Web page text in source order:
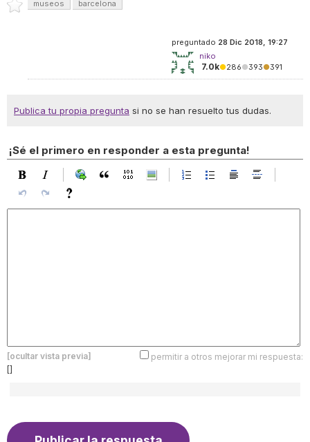
museos barcelona
preguntado 28 Dic 2018, 19:27
niko
7.0k●286●393●391
Publica tu propia pregunta si no se han resuelto tus dudas.
¡Sé el primero en responder a esta pregunta!
[ocultar vista previa]
permitir a otros mejorar mi respuesta:
[]